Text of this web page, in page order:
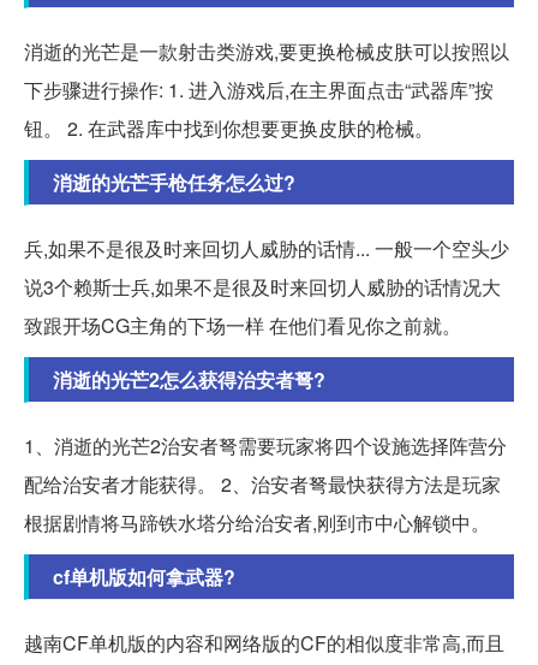
消逝的光芒是一款射击类游戏,要更换枪械皮肤可以按照以
下步骤进行操作: 1. 进入游戏后,在主界面点击“武器库”按
钮。 2. 在武器库中找到你想要更换皮肤的枪械。
消逝的光芒手枪任务怎么过?
兵,如果不是很及时来回切人威胁的话情... 一般一个空头少
说3个赖斯士兵,如果不是很及时来回切人威胁的话情况大
致跟开场CG主角的下场一样 在他们看见你之前就。
消逝的光芒2怎么获得治安者弩?
1、消逝的光芒2治安者弩需要玩家将四个设施选择阵营分
配给治安者才能获得。 2、治安者弩最快获得方法是玩家
根据剧情将马蹄铁水塔分给治安者,刚到市中心解锁中。
cf单机版如何拿武器?
越南CF单机版的内容和网络版的CF的相似度非常高,而且